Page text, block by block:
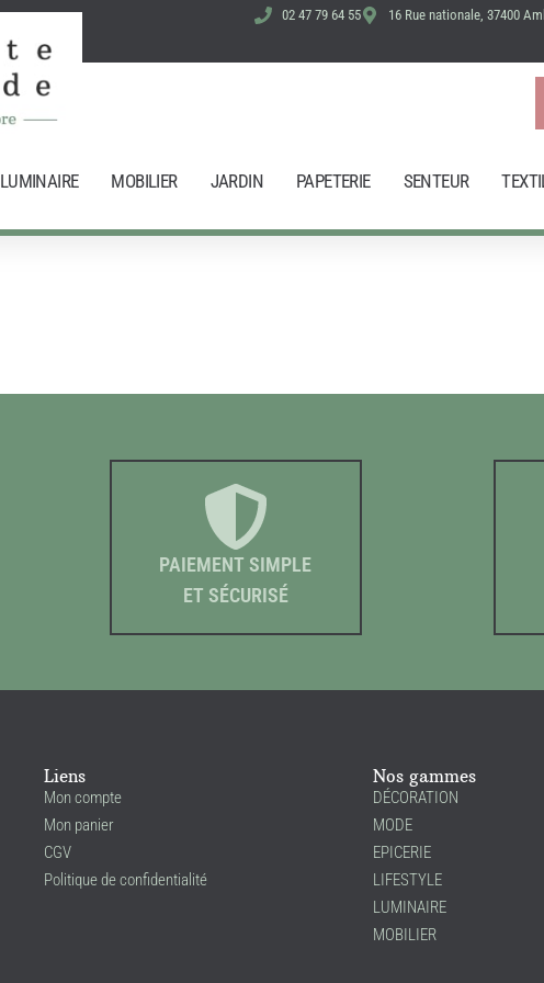
02 47 79 64 55 16 Rue nationale, 37400
LUMINAIRE MOBILIER JARDIN PAPETERIE SENTEUR
PAIEMENT SIMPLE
ET SÉCURISÉ
Liens
Mon compte
Mon panier
CGV
Politique de confidentialité
Nos gammes
DÉCORATION
MODE
EPICERIE
LIFESTYLE
LUMINAIRE
MOBILIER